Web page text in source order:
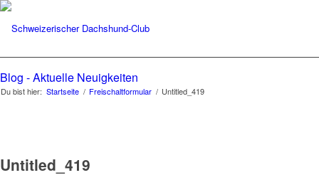
Blog - Aktuelle Neuigkeiten
Du bist hier: Startseite / Freischaltformular / Untitled_419
Untitled_419